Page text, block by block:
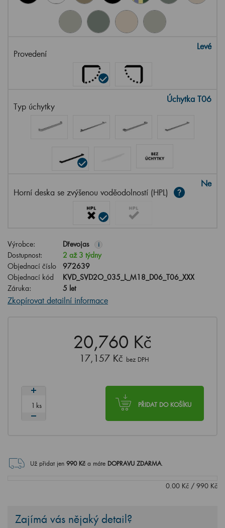
Provedení
Levé
Typ úchytky
Úchytka T06
Horní deska se zvýšenou voděodolností (HPL)
Ne
Výrobce: Dřevojas i
Dostupnost:
2 až 3 týdny
Objednací číslo
972639
Objednací kód
KVD_SVD2O_035_L_M18_D06_T06_XXX
Záruka:
5 let
Zkopírovat detailní informace
20,760 Kč
17,157 Kč bez DPH
PŘIDAT DO KOŠÍKU
ks
Už přidat jen 990Kč a máte DOPRAVU ZDARMA.
0.00 Kč / 990 Kč
Zajímá vás nějaký detail?